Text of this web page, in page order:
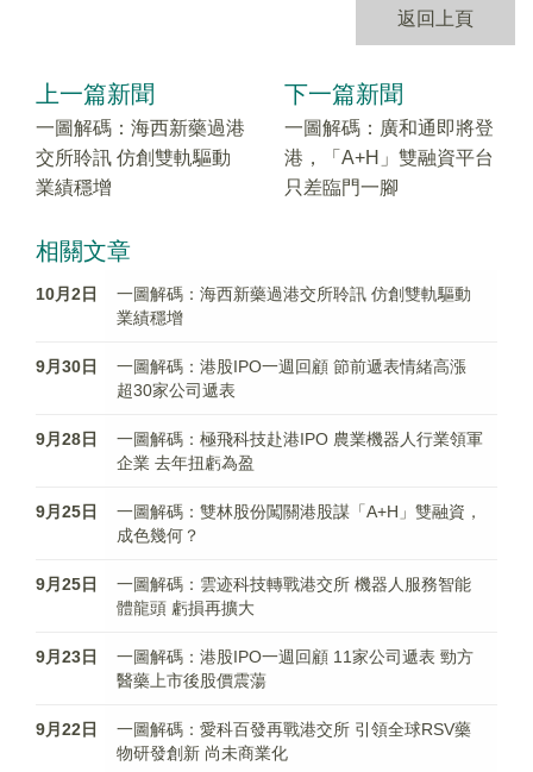
返回上頁
上一篇新聞
一圖解碼：海西新藥過港
交所聆訊 仿創雙軌驅動
業績穩增
下一篇新聞
一圖解碼：廣和通即將登
港，「A+H」雙融資平台
只差臨門一腳
相關文章
10月2日
一圖解碼：海西新藥過港交所聆訊 仿創雙軌驅動
業績穩增
9月30日
一圖解碼：港股IPO一週回顧 節前遞表情緒高漲
超30家公司遞表
9月28日
一圖解碼：極飛科技赴港IPO 農業機器人行業領軍
企業 去年扭虧為盈
9月25日
一圖解碼：雙林股份闖關港股謀「A+H」雙融資，
成色幾何？
9月25日
一圖解碼：雲迹科技轉戰港交所 機器人服務智能
體龍頭 虧損再擴大
9月23日
一圖解碼：港股IPO一週回顧 11家公司遞表 勁方
醫藥上市後股價震蕩
9月22日
一圖解碼：愛科百發再戰港交所 引領全球RSV藥
物研發創新 尚未商業化